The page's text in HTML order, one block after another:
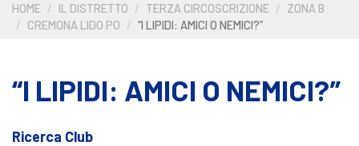
HOME IL DISTRETTO TERZA CIRCOSCRIZIONE
ZONA B
CREMONA LIDO PO
“I LIPIDI: AMICI O NEMICI?”
“I LIPIDI: AMICI O NEMICI?”
Ricerca Club